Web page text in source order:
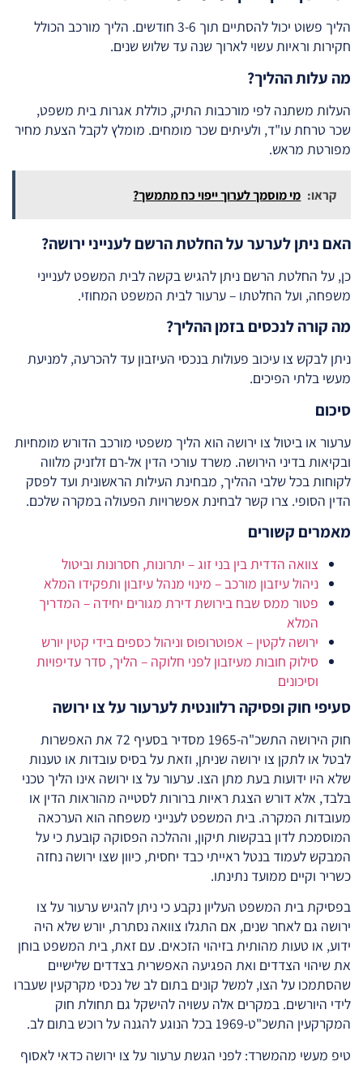
הליך פשוט יכול להסתיים תוך 3-6 חודשים. הליך מורכב הכולל
חקירות וראיות עשוי לארוך שנה עד שלוש שנים.
מה עלות ההליך?
העלות משתנה לפי מורכבות התיק, כוללת אגרות בית משפט,
שכר טרחת עו"ד, ולעיתים שכר מומחים. מומלץ לקבל הצעת מחיר
מפורטת מראש.
קראו: מי מוסמך לערוך ייפוי כח מתמשך?
האם ניתן לערער על החלטת הרשם לענייני ירושה?
כן, על החלטת הרשם ניתן להגיש בקשה לבית המשפט לענייני
משפחה, ועל החלטתו – ערעור לבית המשפט המחוזי.
מה קורה לנכסים בזמן ההליך?
ניתן לבקש צו עיכוב פעולות בנכסי העיזבון עד להכרעה, למניעת
מעשי בלתי הפיכים.
סיכום
ערעור או ביטול צו ירושה הוא הליך משפטי מורכב הדורש מומחיות
ובקיאות בדיני הירושה. משרד עורכי הדין אל-רם זלזניק מלווה
לקוחות בכל שלבי ההליך, מבחינת העילות הראשונית ועד לפסק
הדין הסופי. צרו קשר לבחינת אפשרויות הפעולה במקרה שלכם.
מאמרים קשורים
צוואה הדדית בין בני זוג – יתרונות, חסרונות וביטול
ניהול עיזבון מורכב – מינוי מנהל עיזבון ותפקידו המלא
פטור ממס שבח בירושת דירת מגורים יחידה – המדריך
המלא
ירושה לקטין – אפוטרופוס וניהול כספים בידי קטין יורש
סילוק חובות מעיזבון לפני חלוקה – הליך, סדר עדיפויות
וסיכונים
סעיפי חוק ופסיקה רלוונטית לערעור על צו ירושה
חוק הירושה התשכ"ה-1965 מסדיר בסעיף 72 את האפשרות
לבטל או לתקן צו ירושה שניתן, וזאת על בסיס עובדות או טענות
שלא היו ידועות בעת מתן הצו. ערעור על צו ירושה אינו הליך טכני
בלבד, אלא דורש הצגת ראיות ברורות לסטייה מהוראות הדין או
מעובדות המקרה. בית המשפט לענייני משפחה הוא הערכאה
המוסמכת לדון בבקשות תיקון, וההלכה הפסוקה קובעת כי על
המבקש לעמוד בנטל ראייתי כבד יחסית, כיוון שצו ירושה נחזה
כשריר וקיים ממועד נתינתו.
בפסיקת בית המשפט העליון נקבע כי ניתן להגיש ערעור על צו
ירושה גם לאחר שנים, אם התגלו צוואה נסתרת, יורש שלא היה
ידוע, או טעות מהותית בזיהוי הזכאים. עם זאת, בית המשפט בוחן
את שיהוי הצדדים ואת הפגיעה האפשרית בצדדים שלישיים
שהסתמכו על הצו, למשל קונים בתום לב של נכסי מקרקעין שעברו
לידי היורשים. במקרים אלה עשויה להישקל גם תחולת חוק
המקרקעין התשכ"ט-1969 בכל הנוגע להגנה על רוכש בתום לב.
טיפ מעשי מהמשרד: לפני הגשת ערעור על צו ירושה כדאי לאסוף